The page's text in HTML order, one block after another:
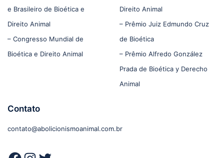
e Brasileiro de Bioética e
Direito Animal
– Congresso Mundial de
Bioética e Direito Animal
Direito Animal
– Prêmio Juiz Edmundo Cruz
de Bioética
– Prêmio Alfredo González
Prada de Bioética y Derecho
Animal
Contato
contato@abolicionismoanimal.com.br